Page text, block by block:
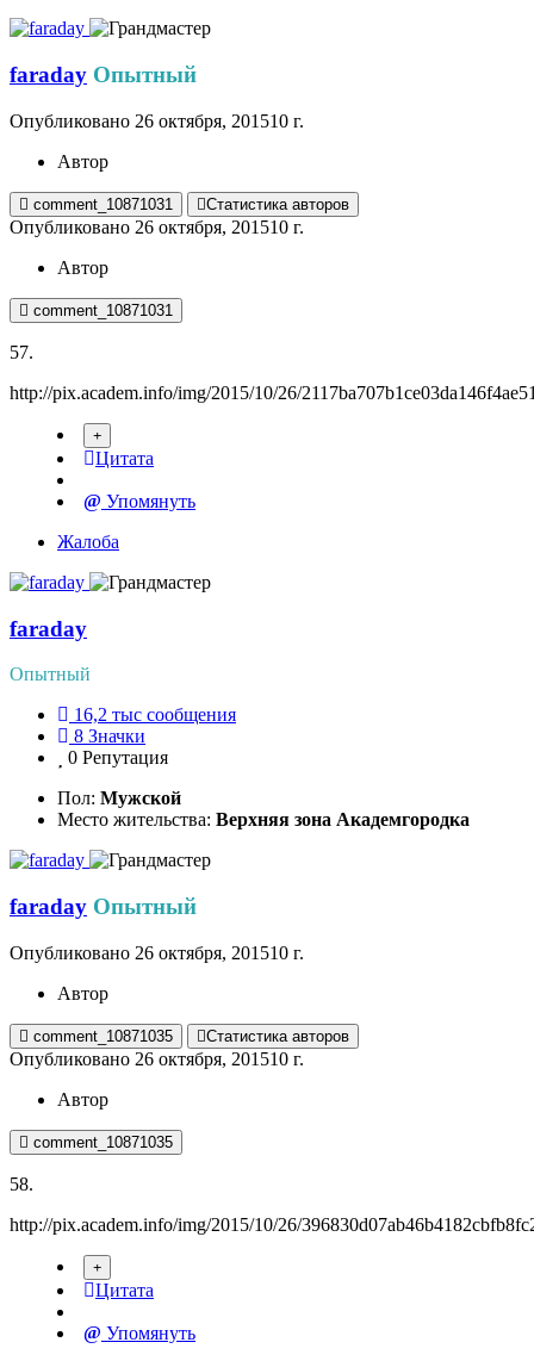
faraday Опытный
Опубликовано 26 октября, 201510 г.
Автор
comment_10871031 Статистика авторов
Опубликовано 26 октября, 201510 г.
Автор
comment_10871031
57.
http://pix.academ.info/img/2015/10/26/
Цитата
Упомянуть
Жалоба
faraday
Опытный
16,2 тыс сообщения
8 Значки
0 Репутация
Пол: Мужской
Место жительства: Верхняя зона Академгородка
faraday Опытный
Опубликовано 26 октября, 201510 г.
Автор
comment_10871035 Статистика авторов
Опубликовано 26 октября, 201510 г.
Автор
comment_10871035
58.
http://pix.academ.info/img/2015/10/26/
Цитата
Упомянуть